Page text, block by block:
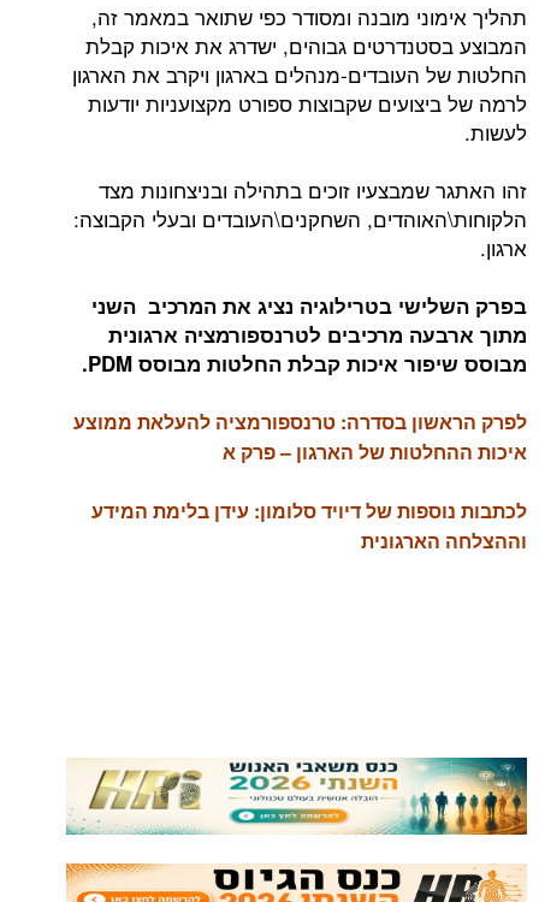
תהליך אימוני מובנה ומסודר כפי שתואר במאמר זה,
המבוצע בסטנדרטים גבוהים, ישדרג את איכות קבלת
החלטות של העובדים-מנהלים בארגון ויקרב את הארגון
לרמה של ביצועים שקבוצות ספורט מקצועניות יודעות
לעשות.
זהו האתגר שמבצעיו זוכים בתהילה ובניצחונות מצד
הלקוחות\האוהדים, השחקנים\העובדים ובעלי הקבוצה:
ארגון.
בפרק השלישי בטרילוגיה נציג את המרכיב השני
מתוך ארבעה מרכיבים לטרנספורמציה ארגונית
מבוסס שיפור איכות קבלת החלטות מבוסס PDM.
לפרק הראשון בסדרה: טרנספורמציה להעלאת ממוצע
איכות ההחלטות של הארגון – פרק א
לכתבות נוספות של דיויד סלומון: עידן בלימת המידע
וההצלחה הארגונית